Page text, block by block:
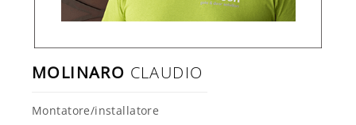
MOLINARO CLAUDIO
Montatore/installatore